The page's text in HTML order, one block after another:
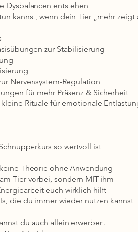
Dysbalancen entstehen
kannst, wenn dein Tier „mehr zeigt
zur Stabilisierung
Nervensystem-Regulation
für mehr Präsenz & Sicherheit
Rituale für emotionale
so wertvoll ist
Theorie ohne Anwendung
Tier vorbei, sondern MIT ihm
euch wirklich hilft
die du immer wieder nutzen kannst
du auch allein erwerben.